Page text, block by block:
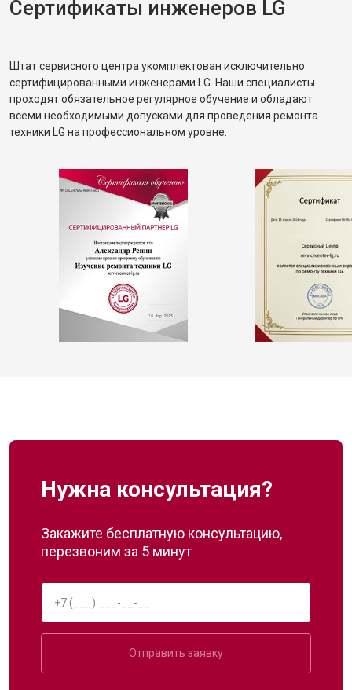
Сертификаты инженеров LG
Штат сервисного центра укомплектован исключительно
сертифицированными инженерами LG. Наши специалисты
проходят обязательное регулярное обучение и обладают
всеми необходимыми допусками для проведения ремонта
техники LG на профессиональном уровне.
Нужна консультация?
Закажите бесплатную консультацию,
перезвоним за 5 минут
Отправить заявку